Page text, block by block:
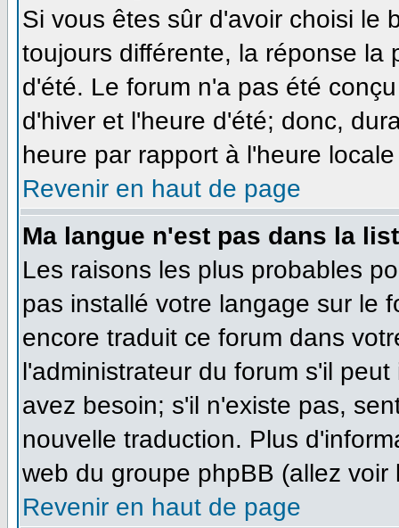
Si vous êtes sûr d'avoir choisi le
toujours différente, la réponse la
d'été. Le forum n'a pas été
d'hiver et l'heure d'été; donc,
heure par rapport à l'heure
Revenir en haut de page
Ma langue n'est pas dans la
Les raisons les plus probables
pas installé votre langage sur le
encore traduit ce forum dans
l'administrateur du forum s'il
avez besoin; s'il n'existe pas,
nouvelle traduction. Plus
web du groupe phpBB (allez
Revenir en haut de page